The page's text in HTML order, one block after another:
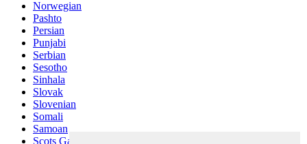
Norwegian
Pashto
Persian
Punjabi
Serbian
Sesotho
Sinhala
Slovak
Slovenian
Somali
Samoan
Scots Gaelic